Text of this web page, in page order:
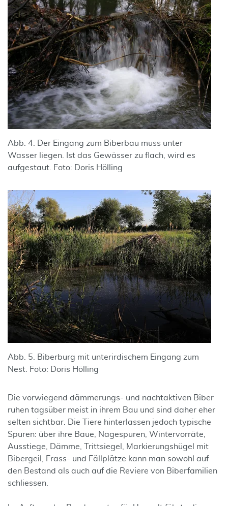
Abb. 4. Der Eingang zum Biberbau muss unter
Wasser liegen. Ist das Gewässer zu flach, wird es
aufgestaut. Foto: Doris Hölling
Abb. 5. Biberburg mit unterirdischem Eingang zum
Nest. Foto: Doris Hölling
Die vorwiegend dämmerungs- und nacht­aktiven Biber
ruhen tagsüber meist in ihrem Bau und sind daher eher
selten sichtbar. Die Tiere hinter­lassen jedoch typische
Spuren: über ihre Baue, Nage­spuren, Wintervorräte,
Ausstiege, Dämme, Trittsiegel, Markierungs­hügel mit
Bibergeil, Frass- und Fällplätze kann man sowohl auf
den Bestand als auch auf die Reviere von Biber­familien
schliessen.